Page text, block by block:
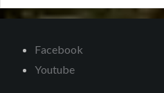
Facebook
Youtube